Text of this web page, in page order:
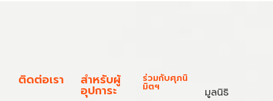
ติดต่อเรา สำหรับผู้
อุปการะ
ร่วมกับศุภนิ
มิตฯ
มูลนิธิ